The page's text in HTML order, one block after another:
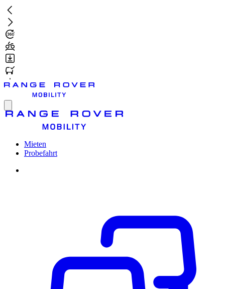
Zum
Hauptinhalt
springen
Toggle
Mieten
Probefahrt